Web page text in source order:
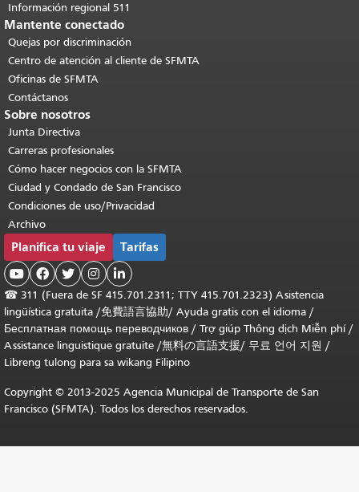
Información regional 511
Mantente conectado
Quejas por discriminación
Centro de atención al cliente de SFMTA
Oficinas de SFMTA
Contáctanos
Sobre nosotros
Junta Directiva
Carreras profesionales
Cómo hacer negocios con la SFMTA
Ciudad y Condado de San Francisco
Condiciones de uso/Privacidad
Archivo
Planifica tu viaje Tarifas
    
☎ 311 (Fuera de SF 415.701.2311; TTY 415.701.2323) Asistencia
lingüística gratuita /免費語言協助/ Ayuda gratis con el idioma /
Бесплатная помощь переводчиков / Trợ giúp Thông dịch Miễn phí/
Assistance linguistique gratuite /無料の言語支援/ 무료 언어 지원 /
Libreng tulong para sa wikang Filipino
Copyright © 2013-2025 Agencia Municipal de Transporte de San
Francisco (SFMTA). Todos los derechos reservados.